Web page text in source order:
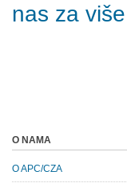
nas za
O NAMA
O APC/CZA